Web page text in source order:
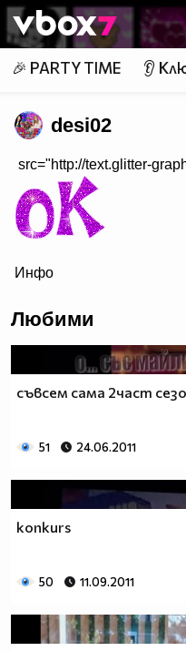
Member of
👾
🎉 PARTY TIME 👂
desi02
src="http://text.glitter-
Инфо
Любими
съвсем сама 2част
51 24.06.2011
konkurs
50 11.09.2011